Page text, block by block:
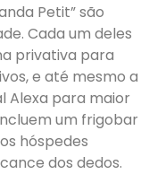
Petit” são
Cada um deles
privativa para
e até mesmo a
Alexa para maior
um frigobar
hóspedes
dos dedos.